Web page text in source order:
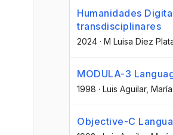
Humanidades
transdisciplinares
2024 · M Luisa Díez
MODULA-3
1998 · Luis Aguilar,
Objective-C